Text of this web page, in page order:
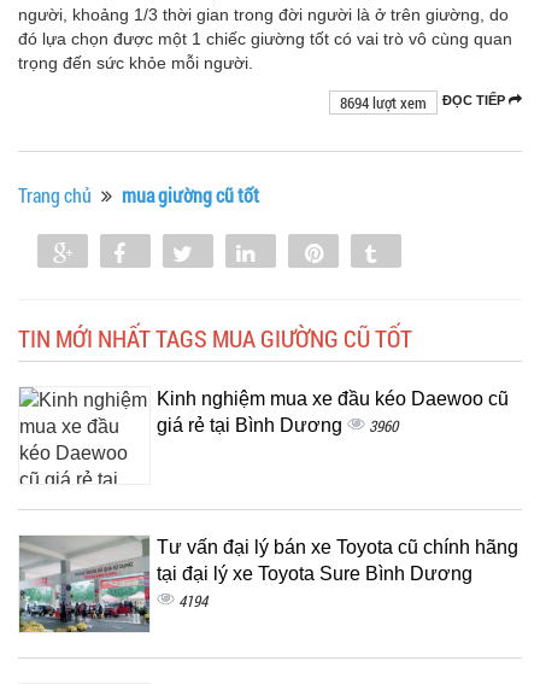
người, khoảng 1/3 thời gian trong đời người là ở trên giường, do
đó lựa chọn được một 1 chiếc giường tốt có vai trò vô cùng quan
trọng đến sức khỏe mỗi người.
ĐỌC TIẾP
8694 lượt xem
Trang chủ mua giường cũ tốt
Share Share Tweet Share
TIN MỚI NHẤT TAGS MUA GIƯỜNG CŨ TỐT
Kinh nghiệm mua xe đầu kéo Daewoo cũ
giá rẻ tại Bình Dương
3960
Tư vấn đại lý bán xe Toyota cũ chính hãng
tại đại lý xe Toyota Sure Bình Dương
4194